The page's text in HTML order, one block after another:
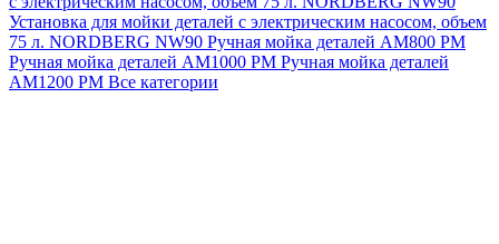
Установка для мойки деталей с электрическим насосом, объем
75 л. NORDBERG NW90 Ручная мойка деталей АМ800 РМ
Ручная мойка деталей АМ1000 РМ Ручная мойка деталей
АМ1200 РМ Все категории